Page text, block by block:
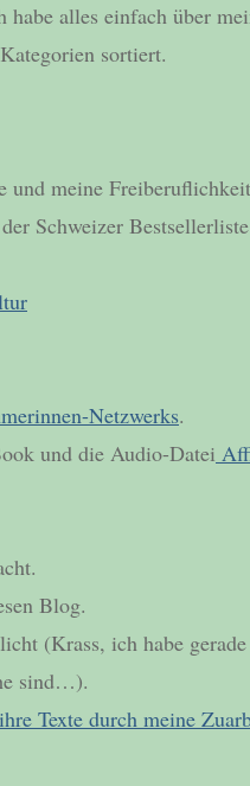
alles einfach über
sortiert.
und meine
Schweizer
Netzwerks.
und die Audio-Datei
Blog.
(Krass, ich habe gerade
sind…).
Texte durch meine